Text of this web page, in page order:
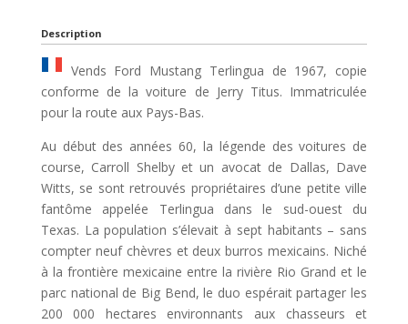
Description
Vends Ford Mustang Terlingua de 1967, copie
conforme de la voiture de Jerry Titus. Immatriculée
pour la route aux Pays-Bas.
Au début des années 60, la légende des voitures de
course, Carroll Shelby et un avocat de Dallas, Dave
Witts, se sont retrouvés propriétaires d’une petite ville
fantôme appelée Terlingua dans le sud-ouest du
Texas. La population s’élevait à sept habitants – sans
compter neuf chèvres et deux burros mexicains. Niché
à la frontière mexicaine entre la rivière Rio Grand et le
parc national de Big Bend, le duo espérait partager les
200 000 hectares environnants aux chasseurs et